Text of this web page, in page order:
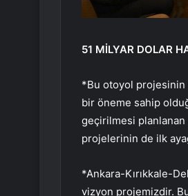
51 MİLYAR DOLAR
*Bu otoyol projesinin
bir öneme sahip
geçirilmesi planlanan
projelerinin de ilk
*Ankara-Kırıkkale-
vizyon projemizdir.